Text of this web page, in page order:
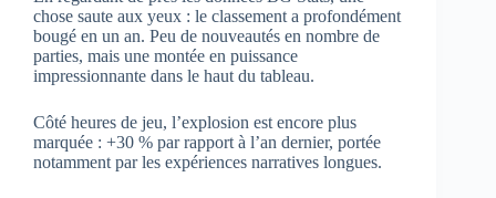
chose saute aux yeux : le classement a profondément
bougé en un an. Peu de nouveautés en nombre de
parties, mais une montée en puissance
impressionnante dans le haut du tableau.
Côté heures de jeu, l’explosion est encore plus
marquée : +30 % par rapport à l’an dernier, portée
notamment par les expériences narratives longues.